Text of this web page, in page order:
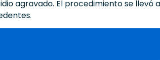
agravado. El procedimiento se